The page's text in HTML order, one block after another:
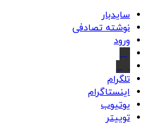
سایدبار
نوشته تصادفی
ورود
بله
ایتا
تلگرام
اینستاگرام
یوتیوب
توییتر